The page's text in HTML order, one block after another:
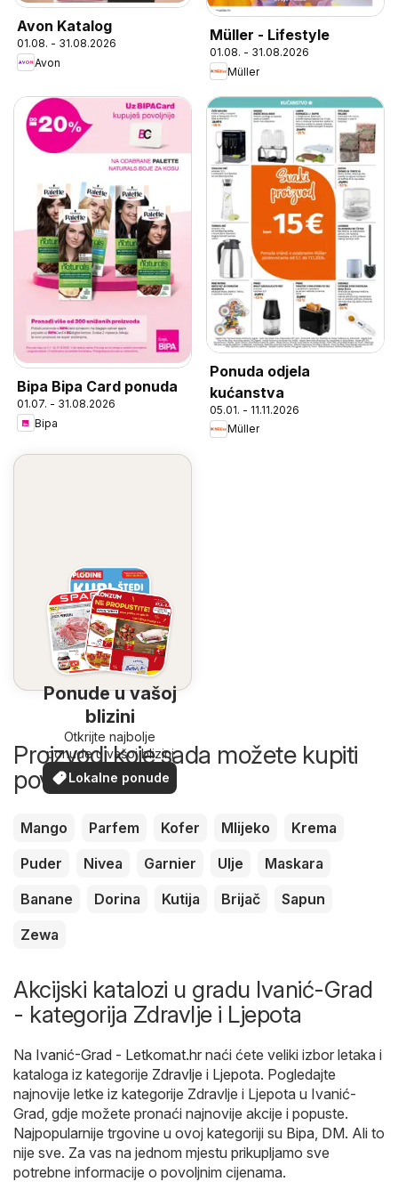
Avon Katalog
01.08. - 31.08.2026
Avon
Müller - Lifestyle
01.08. - 31.08.2026
Müller
Bipa Bipa Card ponuda
01.07. - 31.08.2026
Bipa
Ponuda odjela
kućanstva
05.01. - 11.11.2026
Müller
Ponude u vašoj
blizini
Otkrijte najbolje
ponude u vašoj blizini
Lokalne ponude
Proizvodi koje sada možete kupiti
povoljnije
Mango Parfem Kofer Mlijeko
Krema
Puder
Nivea Garnier Ulje
Maskara
Banane
Dorina Kutija Brijač
Sapun
Zewa
Akcijski katalozi u gradu Ivanić-Grad
- kategorija Zdravlje i Ljepota
Na Ivanić-Grad - Letkomat.hr naći ćete veliki izbor letaka i
kataloga iz kategorije Zdravlje i Ljepota. Pogledajte
najnovije letke iz kategorije Zdravlje i Ljepota u Ivanić-
Grad, gdje možete pronaći najnovije akcije i popuste.
Najpopularnije trgovine u ovoj kategoriji su Bipa DM. Ali to
nije sve. Za vas na jednom mjestu prikupljamo sve
potrebne informacije o povoljnim cijenama.